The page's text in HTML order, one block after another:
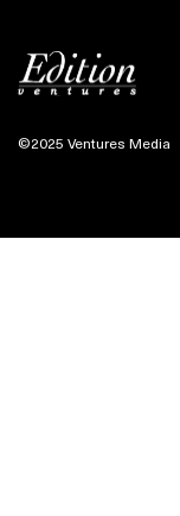
©2025 Ventures Media